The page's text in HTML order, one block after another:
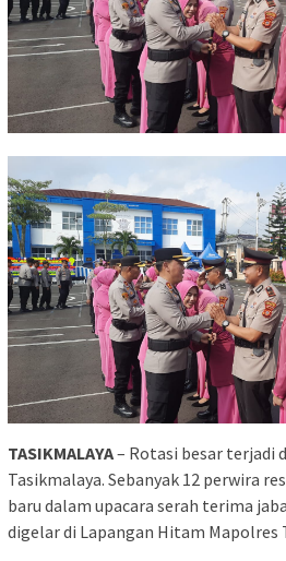
TASIKMALAYA– Rotasi besar terjadi
Tasikmalaya. Sebanyak 12 perwira
baru dalam upacara serah terima
digelar di Lapangan Hitam Mapolres